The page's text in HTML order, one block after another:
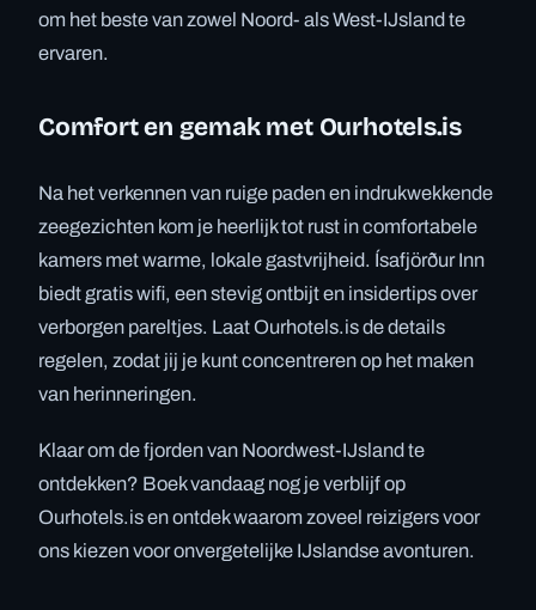
om het beste van zowel Noord- als West-IJsland te
ervaren.
Comfort en gemak met Ourhotels.is
Na het verkennen van ruige paden en indrukwekkende
zeegezichten kom je heerlijk tot rust in comfortabele
kamers met warme, lokale gastvrijheid. Ísafjörður Inn
biedt gratis wifi, een stevig ontbijt en insidertips over
verborgen pareltjes. Laat Ourhotels.is de details
regelen, zodat jij je kunt concentreren op het maken
van herinneringen.
Klaar om de fjorden van Noordwest-IJsland te
ontdekken? Boek vandaag nog je verblijf op
Ourhotels.is en ontdek waarom zoveel reizigers voor
ons kiezen voor onvergetelijke IJslandse avonturen.